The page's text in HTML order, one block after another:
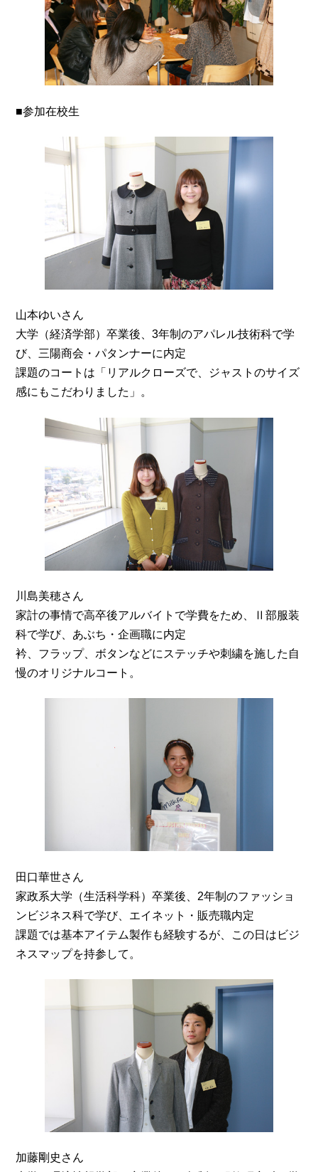
■参加在校生
山本ゆいさん
大学（経済学部）卒業後、3年制のアパレル技術科で学
び、三陽商会・パタンナーに内定
課題のコートは「リアルクローズで、ジャストのサイズ
感にもこだわりました」。
川島美穂さん
家計の事情で高卒後アルバイトで学費をため、Ⅱ部服装
科で学び、あぶち・企画職に内定
衿、フラップ、ボタンなどにステッチや刺繍を施した自
慢のオリジナルコート。
田口華世さん
家政系大学（生活科学科）卒業後、2年制のファッショ
ンビジネス科で学び、エイネット・販売職内定
課題では基本アイテム製作も経験するが、この日はビジ
ネスマップを持参して。
加藤剛史さん